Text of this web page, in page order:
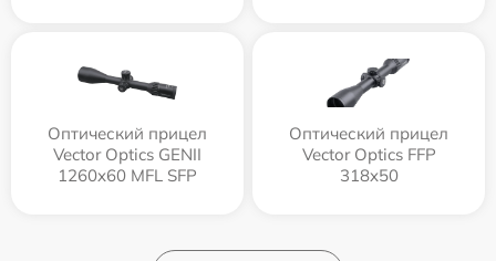
Оптический прицел
Vector Optics GENII
1260x60 MFL SFP
Оптический прицел
Vector Optics FFP
318x50